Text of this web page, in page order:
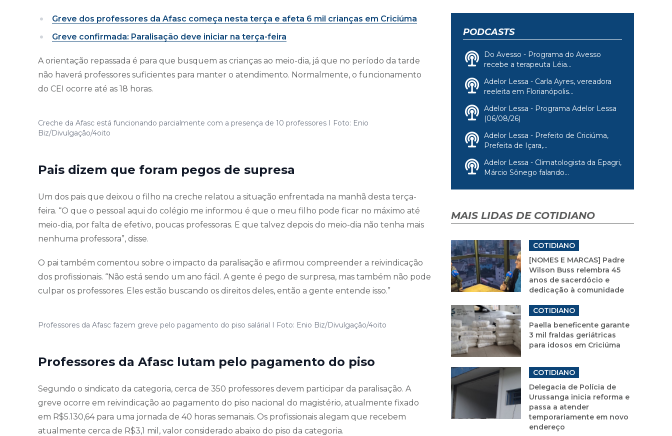
Greve dos professores da Afasc começa nesta terça e afeta 6 mil crianças em Criciúma
Greve confirmada: Paralisação deve iniciar na terça-feira
A orientação repassada é para que busquem as crianças ao meio-dia, já que no período da tarde
não haverá professores suficientes para manter o atendimento. Normalmente, o funcionamento
do CEI ocorre até as 18 horas.
Creche da Afasc está funcionando parcialmente com a presença de 10 professores I Foto: Enio
Biz/Divulgação/4oito
Pais dizem que foram pegos de supresa
Um dos pais que deixou o filho na creche relatou a situação enfrentada na manhã desta terça-
feira. “O que o pessoal aqui do colégio me informou é que o meu filho pode ficar no máximo até
meio-dia, por falta de efetivo, poucas professoras. E que talvez depois do meio-dia não tenha mais
nenhuma professora”, disse.
O pai também comentou sobre o impacto da paralisação e afirmou compreender a reivindicação
dos profissionais. “Não está sendo um ano fácil. A gente é pego de surpresa, mas também não pode
culpar os professores. Eles estão buscando os direitos deles, então a gente entende isso.”
Professores da Afasc fazem greve pelo pagamento do piso salárial I Foto: Enio Biz/Divulgação/4oito
Professores da Afasc lutam pelo pagamento do piso
Segundo o sindicato da categoria, cerca de 350 professores devem participar da paralisação. A
greve ocorre em reivindicação ao pagamento do piso nacional do magistério, atualmente fixado
em R$5.130,64 para uma jornada de 40 horas semanais. Os profissionais alegam que recebem
atualmente cerca de R$3,1 mil, valor considerado abaixo do piso da categoria.
PODCASTS
Do Avesso - Programa do Avesso
recebe a terapeuta Léia...
Adelor Lessa - Carla Ayres, vereadora
reeleita em Florianópolis...
Adelor Lessa - Programa Adelor Lessa
(06/08/26)
Adelor Lessa - Prefeito de Criciúma,
Prefeita de Içara,...
Adelor Lessa - Climatologista da Epagri,
Márcio Sônego falando...
MAIS LIDAS DE COTIDIANO
COTIDIANO
[NOMES E MARCAS] Padre
Wilson Buss relembra 45
anos de sacerdócio e
dedicação à comunidade
COTIDIANO
Paella beneficente garante
3 mil fraldas geriátricas
para idosos em Criciúma
COTIDIANO
Delegacia de Polícia de
Urussanga inicia reforma e
passa a atender
temporariamente em novo
endereço